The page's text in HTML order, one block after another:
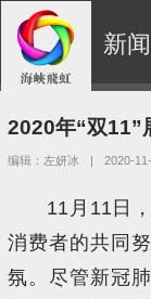
新闻
2020年“双11”
编辑：左妍冰 | 2020-
11月11日
消费者的共同
氛。尽管新冠